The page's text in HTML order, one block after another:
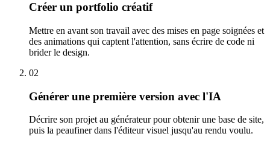
Créer un portfolio créatif
Mettre en avant son travail avec des mises en page soignées et
des animations qui captent l'attention, sans écrire de code ni
brider le design.
02
Générer une première version avec l'IA
Décrire son projet au générateur pour obtenir une base de site,
puis la peaufiner dans l'éditeur visuel jusqu'au rendu voulu.